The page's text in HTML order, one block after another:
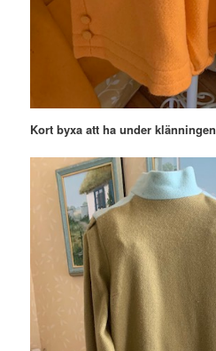
Kort byxa att ha under klänningen